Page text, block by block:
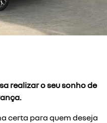
realizar o seu sonho de
certa para quem deseja